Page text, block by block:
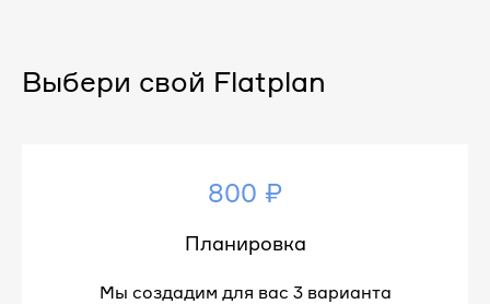
Выбери свой Flatplan
800 ₽
Планировка
Мы создадим для вас 3 варианта